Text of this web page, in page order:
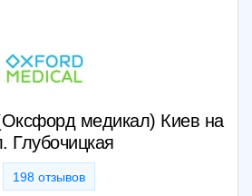
медикал) Киев на
Глубочицкая
198 отзывов